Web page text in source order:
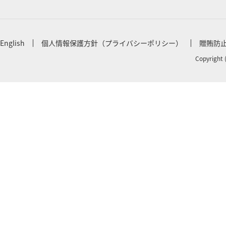
English 個人情報保護方針（プライバシーポリシー） 贈賄防
Copyright